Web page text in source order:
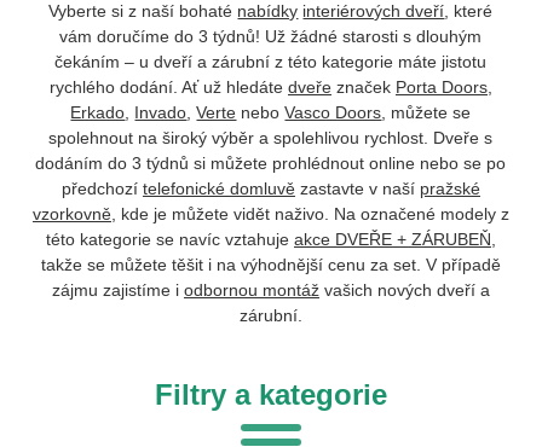
Vyberte si z naší bohaté nabídky interiérových dveří , které
vám doručíme do 3 týdnů! Už žádné starosti s dlouhým
čekáním – u dveří a zárubní z této kategorie máte jistotu
rychlého dodání. Ať už hledáte dveřeznaček Porta Doors,
Erkado Invado ,Verte neboVasco Doors , můžete se
spolehnout na široký výběr a spolehlivou rychlost. Dveře s
dodáním do 3 týdnů si můžete prohlédnout online nebo se po
předchozí telefonické domluvězastavte v naší pražské
vzorkovně, kde je můžete vidět naživo. Na označené modely z
této kategorie se navíc vztahuje akce DVEŘE + ZÁRUBEŇ
takže se můžete těšit i na výhodnější cenu za set. V případě
zájmu zajistíme i odbornou montážvašich nových dveří a
zárubní.
Filtry a kategorie